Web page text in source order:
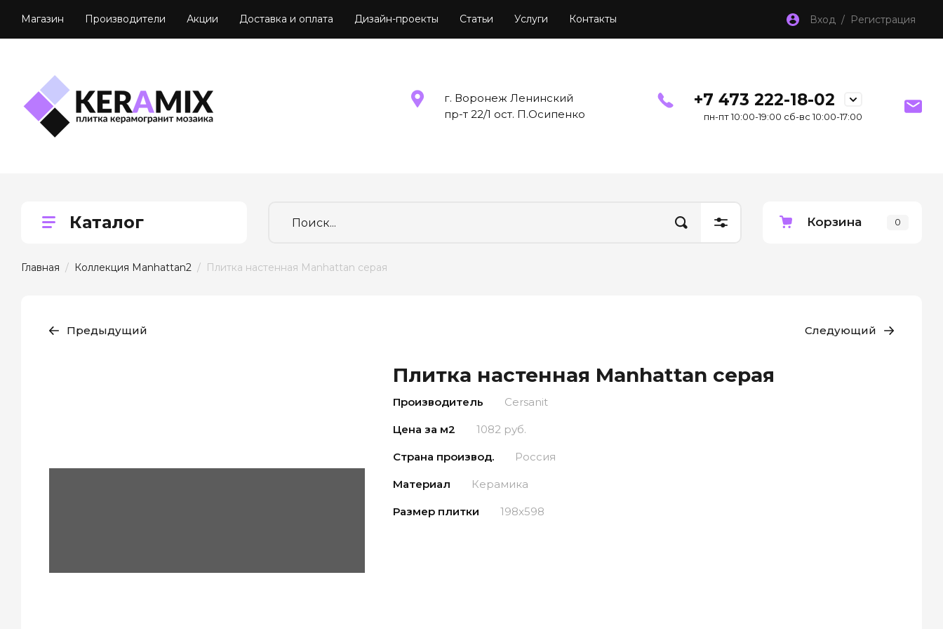
Магазин Производители Акции Доставка и оплата Дизайн-проекты Статьи Услуги Контакты Вход / Регистрация
г. Воронеж Ленинский
пр-т 22/1 ост. П.Осипенко
+7 473 222-18-02
пн-пт 10:00-19:00 сб-вс 10:00-17:00
Каталог Корзина 0
Главная / Коллекция Manhattan2 /  Плитка настенная Manhattan серая
Предыдущий Следующий
Плитка настенная Manhattan серая
Производитель Cersanit
Цена за м2 1082 руб.
Страна производ. Россия
Материал Керамика
Размер плитки 198x598